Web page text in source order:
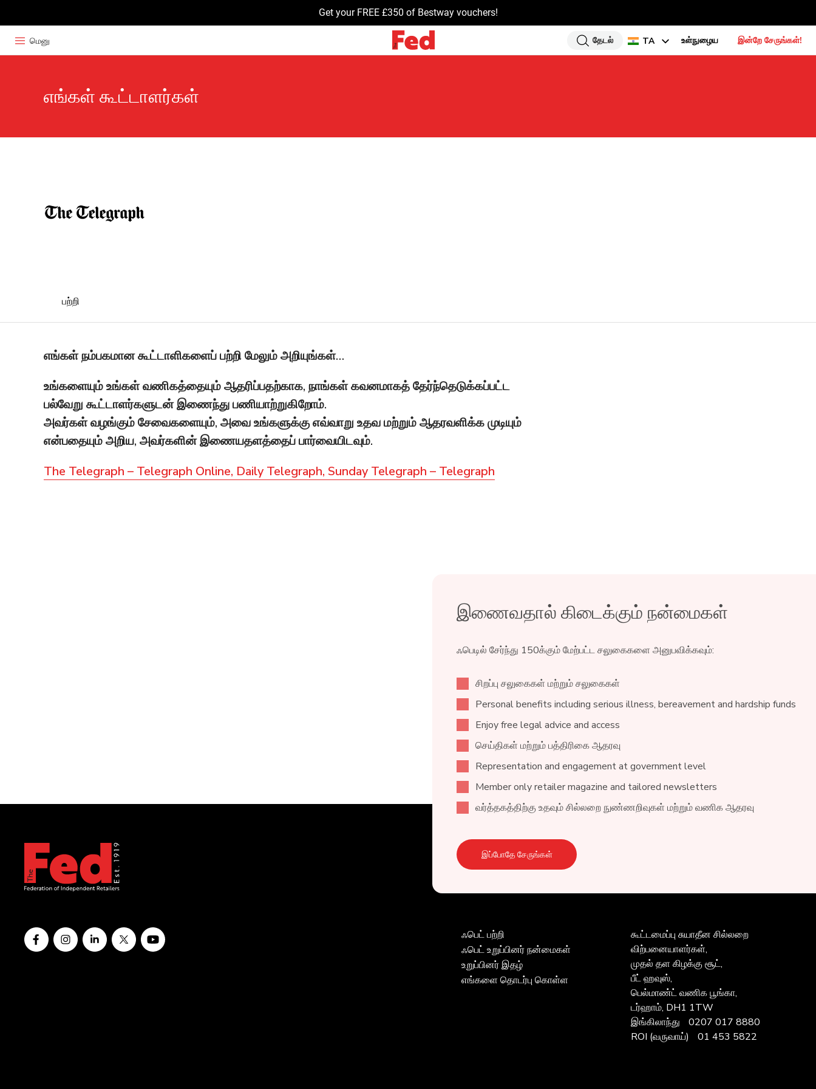
Get your FREE £350 of Bestway vouchers!
மெனு தேடல் TA உள்நுழைய இன்றே சேருங்கள்!
எங்கள் கூட்டாளர்கள்
பற்றி
எங்கள் நம்பகமான கூட்டாளிகளைப் பற்றி மேலும் அறியுங்கள்…
உங்களையும் உங்கள் வணிகத்தையும் ஆதரிப்பதற்காக, நாங்கள் கவனமாகத் தேர்ந்தெடுக்கப்பட்ட
பல்வேறு கூட்டாளர்களுடன் இணைந்து பணியாற்றுகிறோம்.
அவர்கள் வழங்கும் சேவைகளையும், அவை உங்களுக்கு எவ்வாறு உதவ மற்றும் ஆதரவளிக்க முடியும்
என்பதையும் அறிய, அவர்களின் இணையதளத்தைப் பார்வையிடவும்.
The Telegraph – Telegraph Online, Daily Telegraph, Sunday Telegraph – Telegraph
இணைவதால் கிடைக்கும் நன்மைகள்
ஃபெடில் சேர்ந்து 150க்கும் மேற்பட்ட சலுகைகளை அனுபவிக்கவும்:
சிறப்பு சலுகைகள் மற்றும் சலுகைகள்
Personal benefits including serious illness, bereavement and hardship funds
Enjoy free legal advice and access
செய்திகள் மற்றும் பத்திரிகை ஆதரவு
Representation and engagement at government level
Member only retailer magazine and tailored newsletters
வர்த்தகத்திற்கு உதவும் சில்லறை நுண்ணறிவுகள் மற்றும் வணிக ஆதரவு
இப்போதே சேருங்கள்
ஃபெட் பற்றி
ஃபெட் உறுப்பினர் நன்மைகள்
உறுப்பினர் இதழ்
எங்களை தொடர்பு கொள்ள
கூட்டமைப்பு சுயாதீன சில்லறை
விற்பனையாளர்கள்,
முதல் தள கிழக்கு சூட்,
பீட் ஹவுஸ்,
பெல்மாண்ட் வணிக பூங்கா,
டர்ஹாம், DH1 1TW
இங்கிலாந்து
0207 017 8880
ROI (வருவாய்)
01 453 5822